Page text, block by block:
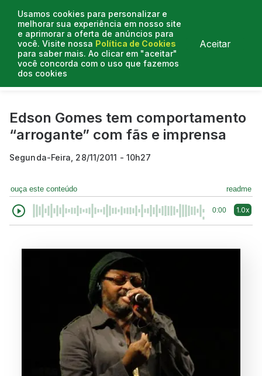
Usamos cookies para personalizar e
melhorar sua experiência em nosso site
e aprimorar a oferta de anúncios para
você. Visite nossa Política de Cookies
para saber mais. Ao clicar em "aceitar"
você concorda com o uso que fazemos
dos cookies
Aceitar
Curtas do Poder
Edson Gomes tem comportamento
“arrogante” com fãs e imprensa
Segunda-Feira, 28/11/2011 - 10h27
ouça este conteúdo readme
0:00 1.0x